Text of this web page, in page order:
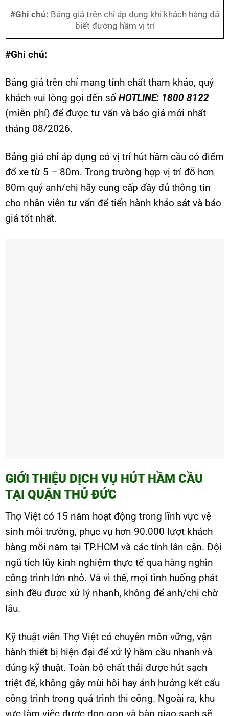
#Ghi chú: Bảng giá trên chỉ áp dụng khi khách hàng đã
biết đường hầm vị trí
#Ghi chú:
Bảng giá trên chỉ mang tính chất tham khảo, quý
khách vui lòng gọi đến số HOTLINE: 1800 8122
(miễn phí) để được tư vấn và báo giá mới nhất
tháng 08/2026.
Bảng giá chỉ áp dụng có vị trí hút hầm cầu có điểm
đổ xe từ 5 – 80m. Trong trường hợp vị trí đỗ hơn
80m quý anh/chị hãy cung cấp đầy đủ thông tin
cho nhân viên tư vấn để tiến hành khảo sát và báo
giá tốt nhất.
GIỚI THIỆU DỊCH VỤ HÚT HẦM CẦU
TẠI QUẬN THỦ ĐỨC
Thợ Việt có 15 năm hoạt động trong lĩnh vực vệ
sinh môi trường, phục vụ hơn 90.000 lượt khách
hàng mỗi năm tại TP.HCM và các tỉnh lân cận. Đội
ngũ tích lũy kinh nghiệm thực tế qua hàng nghìn
công trình lớn nhỏ. Và vì thế, mọi tình huống phát
sinh đều được xử lý nhanh, không để anh/chị chờ
lâu.
Kỹ thuật viên Thợ Việt có chuyên môn vững, vận
hành thiết bị hiện đại để xử lý hầm cầu nhanh và
đúng kỹ thuật. Toàn bộ chất thải được hút sạch
triệt để, không gây mùi hôi hay ảnh hưởng kết cấu
công trình trong quá trình thi công. Ngoài ra, khu
vực làm việc được dọn gọn và bàn giao sạch sẽ